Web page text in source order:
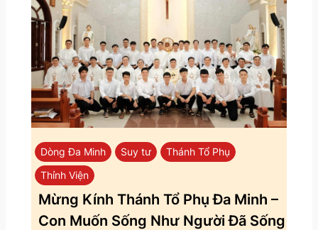
Dòng Đa Minh Suy tư
Thánh Tổ Phụ
Thỉnh Viện
Mừng Kính Thánh Tổ Phụ Đa Minh –
Con Muốn Sống Như Người Đã Sống